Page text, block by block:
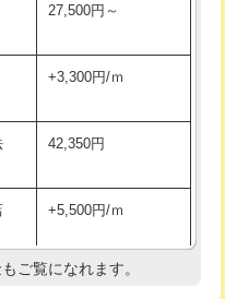
現場見積
す。
16,500円
27,500円～
+3,300円/ｍ
42,350円
+5,500円/ｍ
現地調査
ご覧になれます。